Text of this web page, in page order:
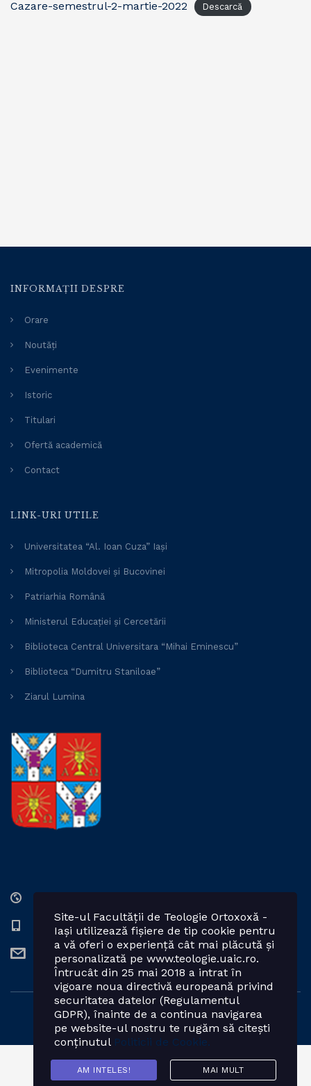
Cazare-semestrul-2-martie-2022 Descarcă
INFORMAȚII DESPRE
Orare
Noutăți
Evenimente
Istoric
Titulari
Ofertă academică
Contact
LINK-URI UTILE
Universitatea “Al. Ioan Cuza” Iași
Mitropolia Moldovei și Bucovinei
Patriarhia Română
Ministerul Educației și Cercetării
Biblioteca Central Universitara “Mihai Eminescu”
Biblioteca “Dumitru Staniloae”
Ziarul Lumina
0232 201328; 0232 201102 int. 2424, 2423, 2425
teologie.ortodoxa@uaic.ro
Powered by: Facultatea de Teologie Ortodoxă - Iași
Site-ul Facultății de Teologie Ortoxoxă -
Iași utilizează fișiere de tip cookie pentru
a vă oferi o experiență cât mai plăcută și
personalizată pe www.teologie.uaic.ro.
Întrucât din 25 mai 2018 a intrat în
vigoare noua directivă europeană privind
securitatea datelor (Regulamentul
GDPR), înainte de a continua navigarea
pe website-ul nostru te rugăm să citești
conținutul Politicii de Cookie.
AM INTELES! MAI MULT